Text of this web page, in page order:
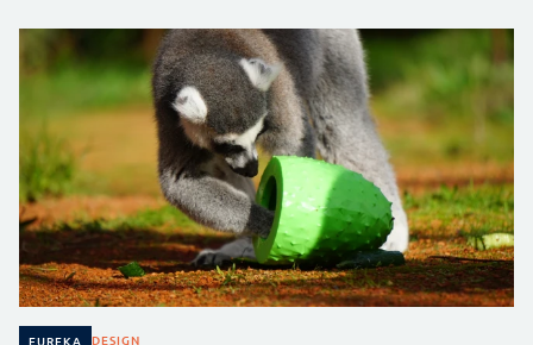
EUREKA DESIGN